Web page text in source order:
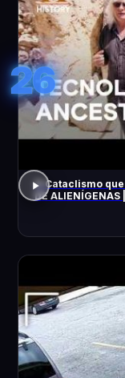
26
O Cataclismo
DE ALIENÍGENAS